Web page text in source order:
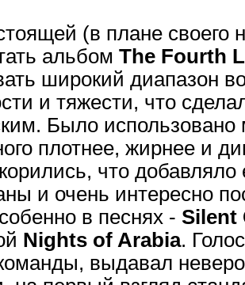
(в плане своего
альбом The Fourth
широкий диапазон
и тяжести, что
Было
плотнее, жирнее и
что
и очень интересно
в песнях - Silent
Nights of Arabia.
выдавал